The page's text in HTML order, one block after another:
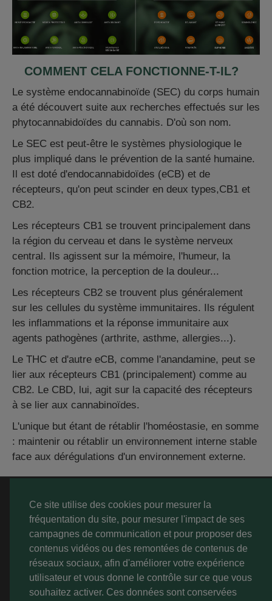
Ce site utilise des cookies pour mesurer la
fréquentation du site, pour mesurer l'impact de ses
campagnes de communication et pour proposer des
contenus vidéos ou des remontées de contenus de
réseaux sociaux, afin d'améliorer votre expérience
utilisateur et vous donne le contrôle sur ce que vous
souhaitez activer. Ces données sont conservées
COMMENT CELA FONCTIONNE-T-IL?
Le système endocannabinoïde (SEC) du corps humain
a été découvert suite aux recherches effectués sur les
phytocannabidoïdes du cannabis. D'où son nom.
Le SEC est peut-être le systèmes physiologique le
plus impliqué dans le prévention de la santé humaine.
Il est doté d'endocannabidoïdes (eCB) et de
récepteurs, qu'on peut scinder en deux types,CB1 et
CB2.
Les récepteurs CB1 se trouvent principalement dans
la région du cerveau et dans le système nerveux
central. Ils agissent sur la mémoire, l'humeur, la
fonction motrice, la perception de la douleur...
Les récepteurs CB2 se trouvent plus généralement
sur les cellules du système immunitaires. Ils régulent
les inflammations et la réponse immunitaire aux
agents pathogènes (arthrite, asthme, allergies...).
Le THC et d'autre eCB, comme l'anandamine, peut se
lier aux récepteurs CB1 (principalement) comme au
CB2. Le CBD, lui, agit sur la capacité des récepteurs
à se lier aux cannabinoïdes.
L'unique but étant de rétablir l'homéostasie, en somme
: maintenir ou rétablir un environnement interne stable
face aux dérégulations d'un environnement externe.
A PROPOS
SERVICE CLIENT
MON COMPTE